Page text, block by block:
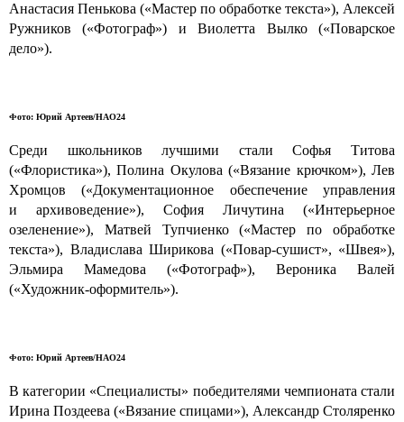
Анастасия Пенькова («Мастер по обработке текста»), Алексей
Ружников («Фотограф») и Виолетта Вылко («Поварское
дело»).
Фото: Юрий Артеев/НАО24
Среди школьников лучшими стали Софья Титова
(«Флористика»), Полина Окулова («Вязание крючком»), Лев
Хромцов («Документационное обеспечение управления
и архивоведение»), София Личутина («Интерьерное
озеленение»), Матвей Тупчиенко («Мастер по обработке
текста»), Владислава Ширикова («Повар-сушист», «Швея»),
Эльмира Мамедова («Фотограф»), Вероника Валей
(«Художник-оформитель»).
Фото: Юрий Артеев/НАО24
В категории «Специалисты» победителями чемпионата стали
Ирина Поздеева («Вязание спицами»), Александр Столяренко